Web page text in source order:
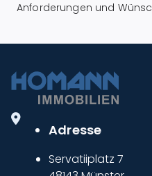
Anforderungen und
Adresse
Servatiiplatz 7